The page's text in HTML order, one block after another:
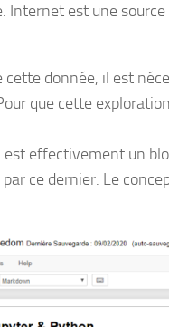
Internet est une
donnée, il est
que cette
effectivement un
ce dernier. Le